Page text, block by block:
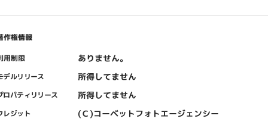
作権情報
用制限 ありません。
デルリリース 所得してません
ロパティリリース 所得してません
レジット (Ｃ)コーベットフォトエージェンシー